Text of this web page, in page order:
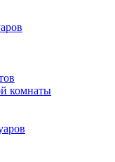
комнаты